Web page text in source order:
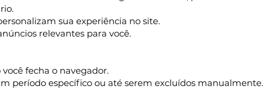
sua experiência no site.
relevantes para você.
fecha o navegador.
período específico ou até serem excluídos manualmente.